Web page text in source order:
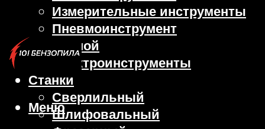
Измерительные инструменты
Пневмоинструмент
Ручной
Электроинструменты
Станки
Сверлильный
Шлифовальный
Меню